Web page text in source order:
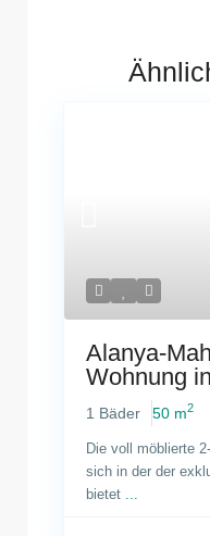
Alanya-
Wohnung
1 Bäder 50 m2
Die voll möblierte
sich in der der
bietet